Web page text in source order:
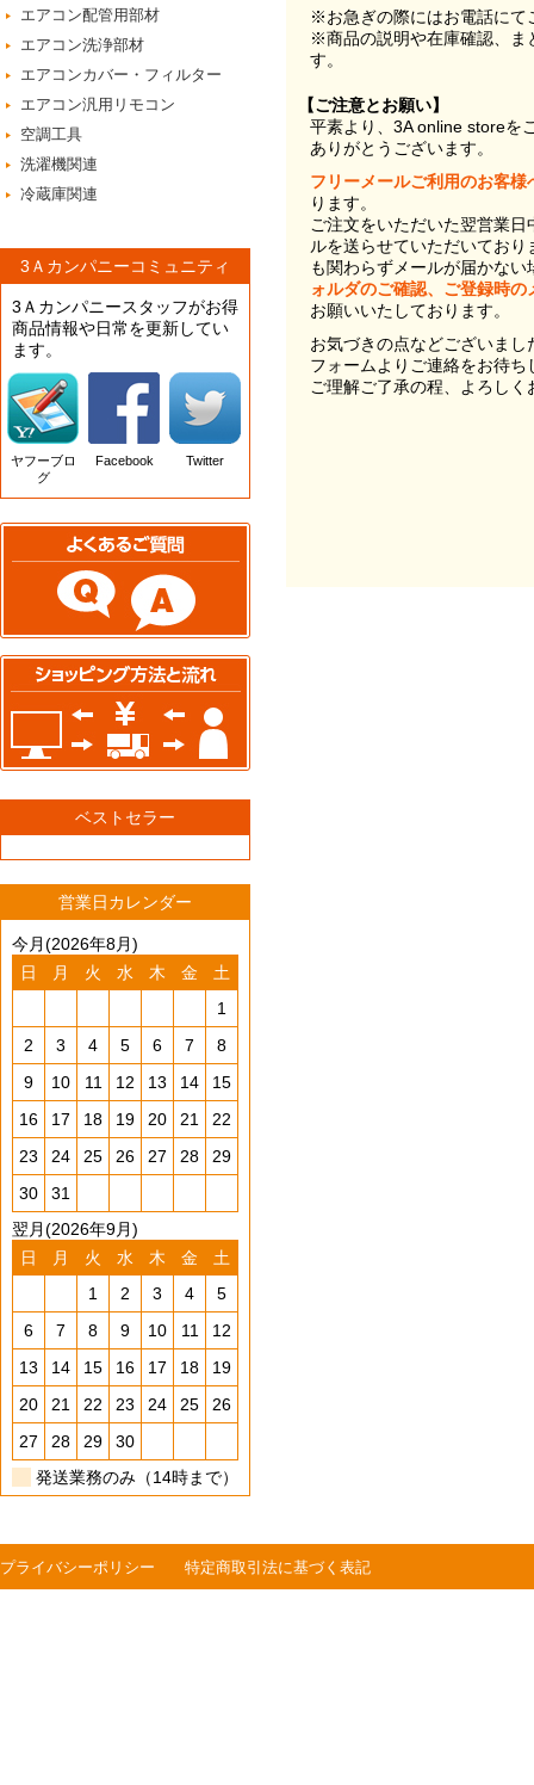
エアコン配管用部材
エアコン洗浄部材
エアコンカバー・フィルター
エアコン汎用リモコン
空調工具
洗濯機関連
冷蔵庫関連
3Ａカンパニーコミュニティ
3Ａカンパニースタッフがお得
商品情報や日常を更新してい
ます。
ヤフーブロ
グ
Facebook Twitter
ベストセラー
営業日カレンダー
今月(2026年8月)
日
月 火 水 木 金
土
1
2
3 4 5 6 7
8
9
10 11 12 13 14
15
16
17 18 19 20 21
22
23
24 25 26 27 28
29
30
31
翌月(2026年9月)
日
月 火 水 木 金
土
1
2 3 4
5
6
7 8 9 10 11
12
13
14 15 16 17 18
19
20
21 22 23 24 25
26
27
28 29
30
発送業務のみ（14時まで）
※お急ぎの際にはお電話にて
※商品の説明や在庫確認、ま
す。
【ご注意とお願い】
平素より、3A online storeを
ありがとうございます。
フリーメールご利用のお客様
ります。
ご注文をいただいた翌営業
ルを送らせていただいてお
も関わらずメールが届かない
ォルダのご確認、ご登録時
お願いいたしております。
お気づきの点などございま
フォームよりご連絡をお待ち
ご理解ご了承の程、よろし
プライバシーポリシー 特定商取引法に基づく表記